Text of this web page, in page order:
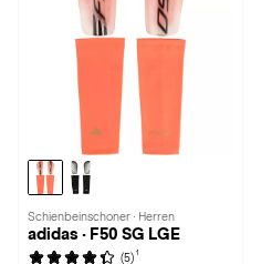
Schienbeinschoner · Herren
adidas · F50 SG LGE
(5) 1